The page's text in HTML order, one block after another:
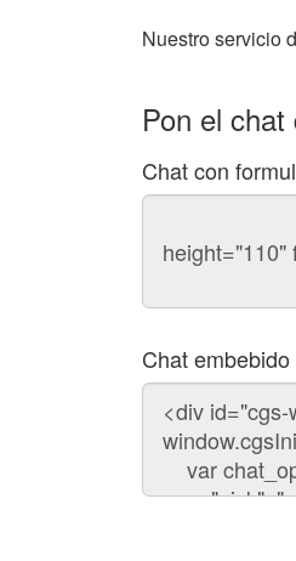
Nuestro servicio
Pon el
Chat con
Código
chat
Chat
Código
para
embeber
chat